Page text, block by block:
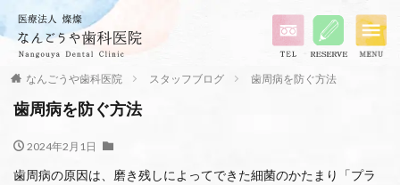
なんごうや歯科医院 スタッフブログ 歯周病を防ぐ方法
歯周病を防ぐ方法
2024年2月1日
歯周病の原因は、磨き残しによってできた細菌のかたまり「プラ